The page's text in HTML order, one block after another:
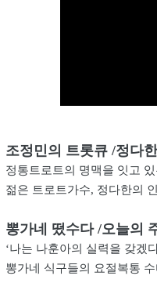
조정민의 트롯큐 /정다
정통트로트의 명맥을 잇고 있
젊은 트로트가수, 정다한의
뽕가네 떴수다 /오늘의
‘나는 나훈아의 실력을 갖겠
뽕가네 식구들의 요절복통